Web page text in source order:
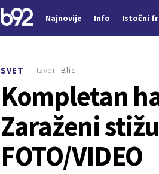
Najnovije Info Istočni
SVET
Kompletan
Zaraženi
FOTO/VIDEO
Izvor: Blic